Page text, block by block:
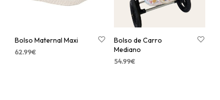
Bolso Maternal Maxi
62.99€
Bolso de Carro
Mediano
54.99€